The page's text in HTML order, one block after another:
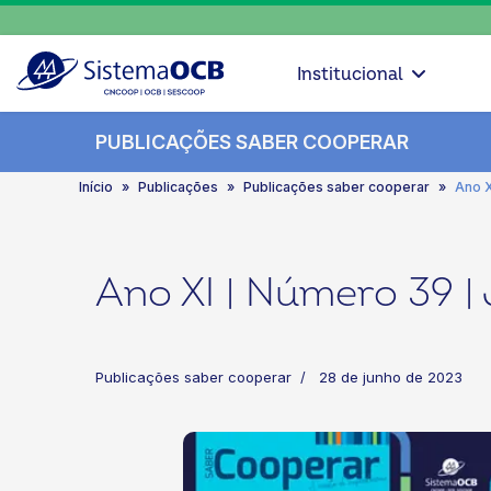
Institucional
PUBLICAÇÕES SABER COOPERAR
Início Publicações Publicações saber cooperar Ano
Ano XI | Número 39
Publicações saber cooperar 28 de junho de 2023